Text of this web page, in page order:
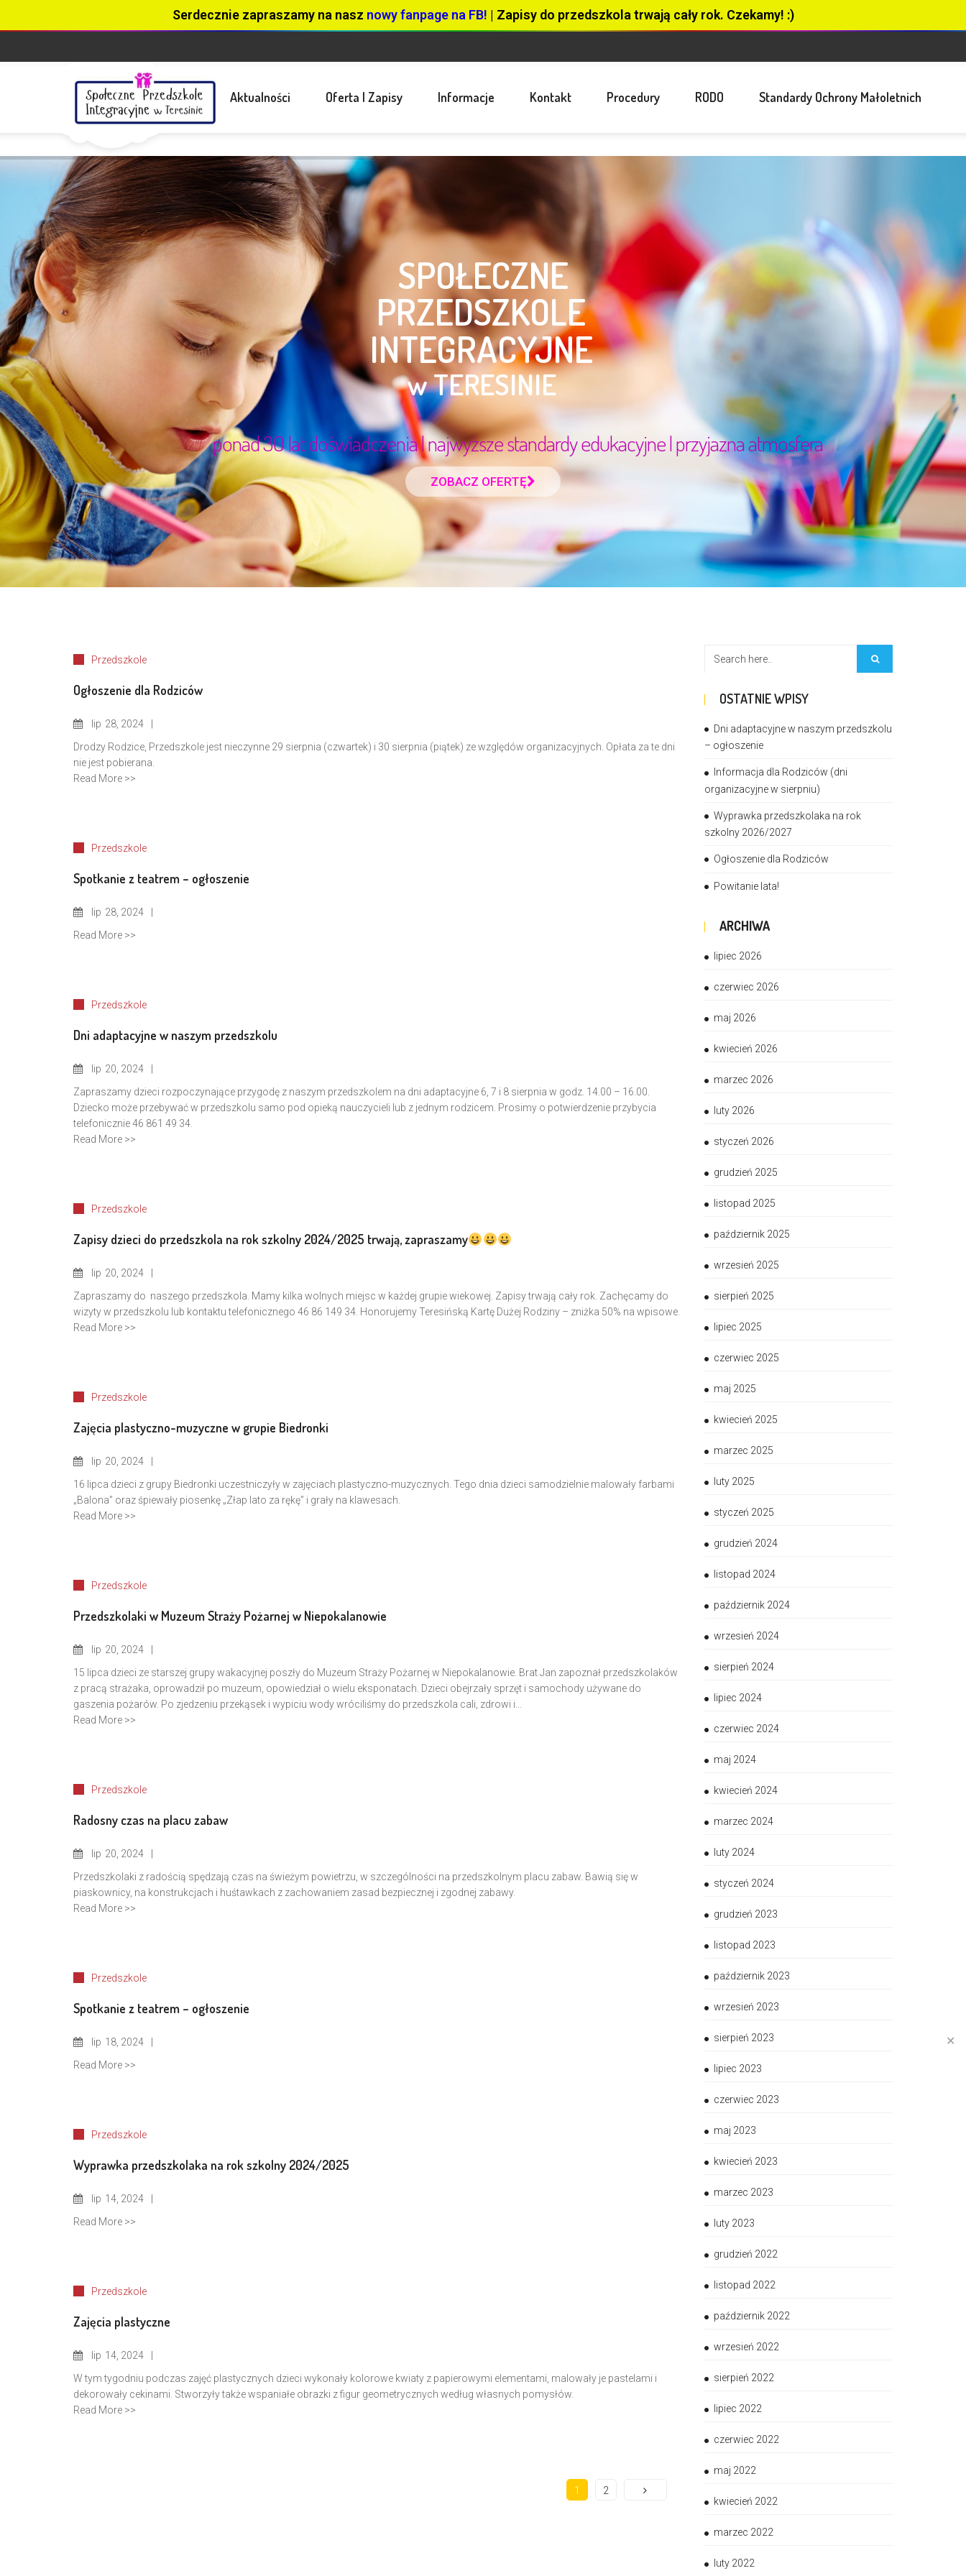
Serdecznie zapraszamy na nasz nowy fanpage na FB! | Zapisy do przedszkola trwają cały rok. Czekamy! :)
✕
Aktualności Oferta I Zapisy Informacje Kontakt Procedury RODO Standardy Ochrony Małoletnich
Przedszkole
Ogłoszenie dla Rodziców
lip 28, 2024
Drodzy Rodzice, Przedszkole jest nieczynne 29 sierpnia (czwartek) i 30 sierpnia (piątek) ze względów organizacyjnych. Opłata za te dni
nie jest pobierana.
Read More >>
Przedszkole
Spotkanie z teatrem – ogłoszenie
lip 28, 2024
Read More >>
Przedszkole
Dni adaptacyjne w naszym przedszkolu
lip 20, 2024
Zapraszamy dzieci rozpoczynające przygodę z naszym przedszkolem na dni adaptacyjne 6, 7 i 8 sierpnia w godz. 14.00 – 16.00.
Dziecko może przebywać w przedszkolu samo pod opieką nauczycieli lub z jednym rodzicem. Prosimy o potwierdzenie przybycia
telefonicznie 46 861 49 34.
Read More >>
Przedszkole
Zapisy dzieci do przedszkola na rok szkolny 2024/2025 trwają, zapraszamy
lip 20, 2024
Zapraszamy do naszego przedszkola. Mamy kilka wolnych miejsc w każdej grupie wiekowej. Zapisy trwają cały rok. Zachęcamy do
wizyty w przedszkolu lub kontaktu telefonicznego 46 86 149 34. Honorujemy Teresińską Kartę Dużej Rodziny – zniżka 50% na wpisowe.
Read More >>
Przedszkole
Zajęcia plastyczno-muzyczne w grupie Biedronki
lip 20, 2024
16 lipca dzieci z grupy Biedronki uczestniczyły w zajęciach plastyczno-muzycznych. Tego dnia dzieci samodzielnie malowały farbami
„Balona” oraz śpiewały piosenkę „Złap lato za rękę” i grały na klawesach.
Read More >>
Przedszkole
Przedszkolaki w Muzeum Straży Pożarnej w Niepokalanowie
lip 20, 2024
15 lipca dzieci ze starszej grupy wakacyjnej poszły do Muzeum Straży Pożarnej w Niepokalanowie. Brat Jan zapoznał przedszkolaków
z pracą strażaka, oprowadził po muzeum, opowiedział o wielu eksponatach. Dzieci obejrzały sprzęt i samochody używane do
gaszenia pożarów. Po zjedzeniu przekąsek i wypiciu wody wróciliśmy do przedszkola cali, zdrowi i...
Read More >>
Przedszkole
Radosny czas na placu zabaw
lip 20, 2024
Przedszkolaki z radością spędzają czas na świeżym powietrzu, w szczególności na przedszkolnym placu zabaw. Bawią się w
piaskownicy, na konstrukcjach i huśtawkach z zachowaniem zasad bezpiecznej i zgodnej zabawy.
Read More >>
Przedszkole
Spotkanie z teatrem – ogłoszenie
lip 18, 2024
Read More >>
Przedszkole
Wyprawka przedszkolaka na rok szkolny 2024/2025
lip 14, 2024
Read More >>
Przedszkole
Zajęcia plastyczne
lip 14, 2024
W tym tygodniu podczas zajęć plastycznych dzieci wykonały kolorowe kwiaty z papierowymi elementami, malowały je pastelami i
dekorowały cekinami. Stworzyły także wspaniałe obrazki z figur geometrycznych według własnych pomysłów.
Read More >>
1 2
OSTATNIE WPISY
Dni adaptacyjne w naszym przedszkolu
– ogłoszenie
Informacja dla Rodziców (dni
organizacyjne w sierpniu)
Wyprawka przedszkolaka na rok
szkolny 2026/2027
Ogłoszenie dla Rodziców
Powitanie lata!
ARCHIWA
lipiec 2026
czerwiec 2026
maj 2026
kwiecień 2026
marzec 2026
luty 2026
styczeń 2026
grudzień 2025
listopad 2025
październik 2025
wrzesień 2025
sierpień 2025
lipiec 2025
czerwiec 2025
maj 2025
kwiecień 2025
marzec 2025
luty 2025
styczeń 2025
grudzień 2024
listopad 2024
październik 2024
wrzesień 2024
sierpień 2024
lipiec 2024
czerwiec 2024
maj 2024
kwiecień 2024
marzec 2024
luty 2024
styczeń 2024
grudzień 2023
listopad 2023
październik 2023
wrzesień 2023
sierpień 2023
lipiec 2023
czerwiec 2023
maj 2023
kwiecień 2023
marzec 2023
luty 2023
grudzień 2022
listopad 2022
październik 2022
wrzesień 2022
sierpień 2022
lipiec 2022
czerwiec 2022
maj 2022
kwiecień 2022
marzec 2022
luty 2022